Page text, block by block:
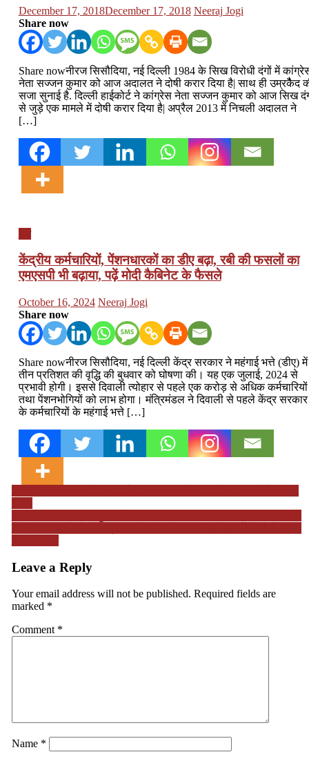
Posted
on
December 17, 2018December 17, 2018 Author
Neeraj Jogi
Share now
Share nowनीरज सिसौदिया, नई दिल्ली 1984 के सिख विरोधी दंगों में
नेता सज्जन कुमार को आज अदालत ने दोषी करार दिया है| साथ ही उम्रकैैैद
सजा सुनाई है. दिल्ली हाईकोर्ट ने कांग्रेस नेता सज्जन कुमार को आज सिख
से जुड़े एक मामले में दोषी करार दिया है| अप्रैल 2013 में निचली अदालत ने
[…]
देश
केंद्रीय कर्मचारियों, पेंशनधारकों का डीए बढ़ा, रबी की फसलों का
एमएसपी भी बढ़ाया, पढ़ें मोदी कैबिनेट के फैसले
Posted
on
October 16, 2024 Author
Neeraj Jogi
Share now
Share nowनीरज सिसौदिया, नई दिल्ली केंद्र सरकार ने महंगाई भत्ते (डीए) में
तीन प्रतिशत की वृद्धि की बुधवार को घोषणा की। यह एक जुलाई, 2024 से
प्रभावी होगी। इससे दिवाली त्योहार से पहले एक करोड़ से अधिक कर्मचारियों
तथा पेंशनभोगियों को लाभ होगा। मंत्रिमंडल ने दिवाली से पहले केंद्र सरकार
के कर्मचारियों के महंगाई भत्ते […]
Post
navigation
बिहार और झारखंड में घट रही हैं भाजपा की सीटें, जानिये क्या कहते हैं एग्जिट
पोल?
गिरी, सिक्किम में दोनों राष्ट्रीय दलों से आगे निकला एसकेएम, देखें दोनों राज्यों
के पूरे नतीजे
Leave a Reply
Your email address will not be published. Required fields are
marked *
Comment *
Name *